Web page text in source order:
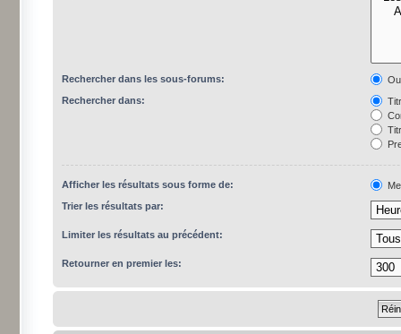
Rechercher dans les sous-forums:
Rechercher dans:
Afficher les résultats sous forme de:
Trier les résultats par:
Limiter les résultats au précédent:
Retourner en premier les: